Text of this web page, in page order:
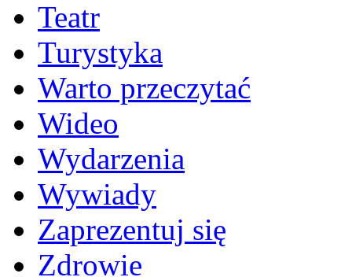
Teatr
Turystyka
Warto przeczytać
Wideo
Wydarzenia
Wywiady
Zaprezentuj się
Zdrowie